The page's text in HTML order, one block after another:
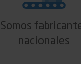
Somos
nacionales